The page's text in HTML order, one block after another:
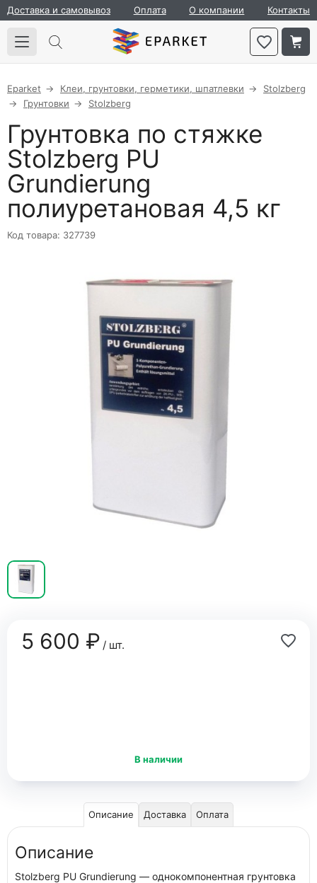
Доставка и самовывоз Оплата О компании Контакты
Eparket Клеи, грунтовки, герметики, шпатлевки
Stolzberg
Грунтовки
Stolzberg
Грунтовка по стяжке
Stolzberg PU
Grundierung
полиуретановая 4,5 кг
Код товара: 327739
5 600 ₽/ шт.
В наличии
Описание Доставка Оплата
Описание
Stolzberg PU Grundierung — однокомпонентная грунтовка